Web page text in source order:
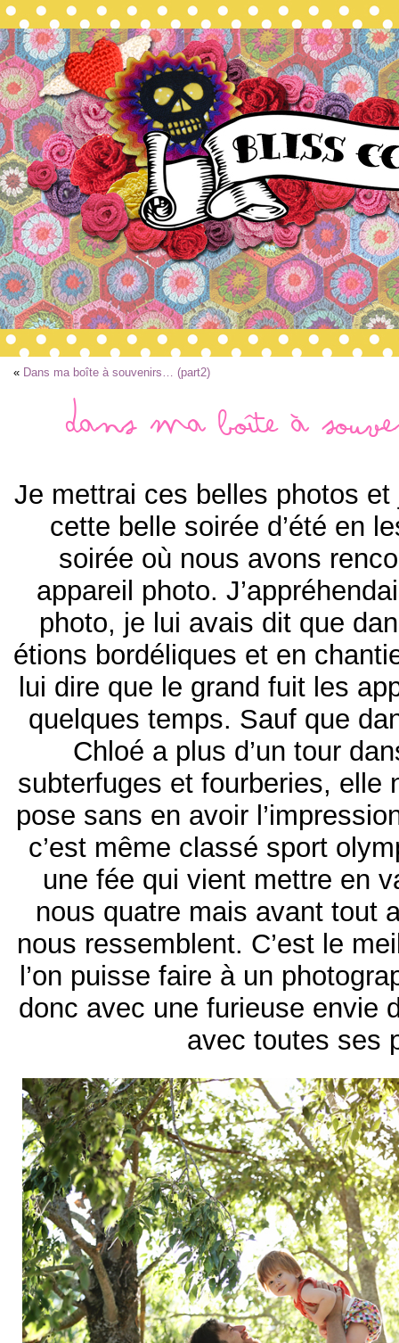
« Dans ma boîte à souvenirs… (part2)
Dans ma boîte à
Je mettrai ces belles photos
cette belle soirée d’été en
soirée où nous avons
appareil photo.
photo, je lui avais dit que
étions bordéliques et en
lui dire que le grand fuit les
quelques temps. Sauf que
Chloé a plus d’un tour
subterfuges et fourberies, elle
pose sans en avoir
c’est même classé sport
une fée qui vient mettre en
nous quatre mais avant tout
nous ressemblent. C’est le
l’on puisse faire à un
donc avec une furieuse envie
avec toutes ses